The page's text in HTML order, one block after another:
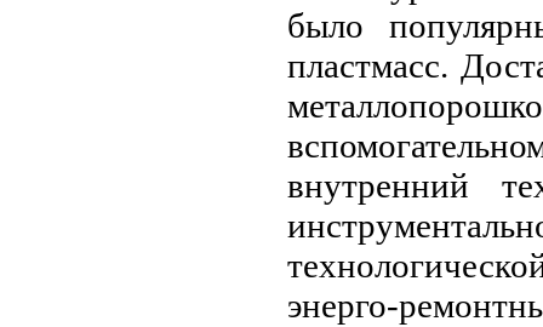
было
пластмасс.
внутренний
энерго-